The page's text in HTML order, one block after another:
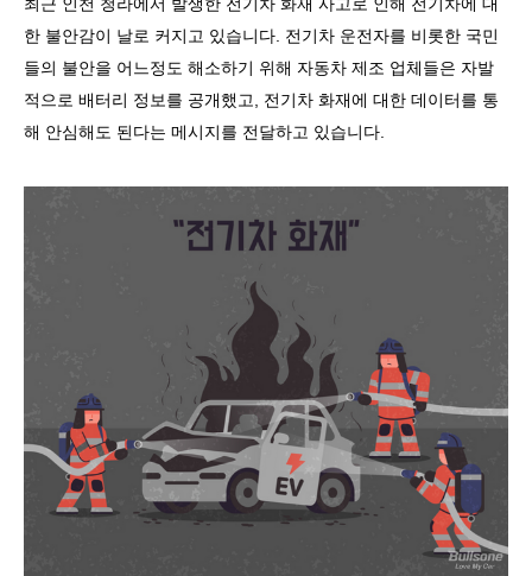
한 불안감이 날로 커지고 있습니다 전기차 운전자를 비롯한 국민
들의 불안을 어느정도 해소하기 위해 자동차 제조 업체들은 자발
적으로 배터리 정보를 공개했고
전기차 화재에 대한 데이터를 통
해 안심해도 된다는 메시지를 전달하고 있습니다